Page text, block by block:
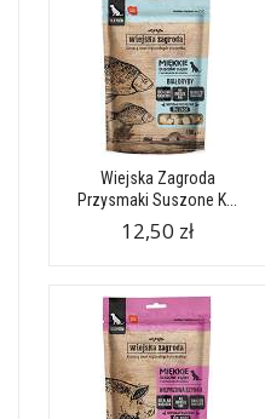
Wiejska Zagroda
Przysmaki Suszone K...
12,50 zł